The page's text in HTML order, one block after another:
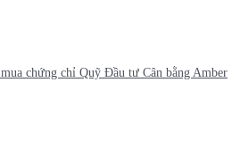
chứng chỉ Quỹ Đầu tư Cân bằng Amber